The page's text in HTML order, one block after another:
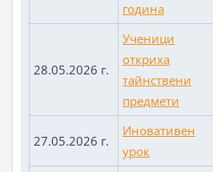
година
28.05.2026 г.
Ученици
откриха
тайнствени
предмети
27.05.2026 г.
Иновативен
урок